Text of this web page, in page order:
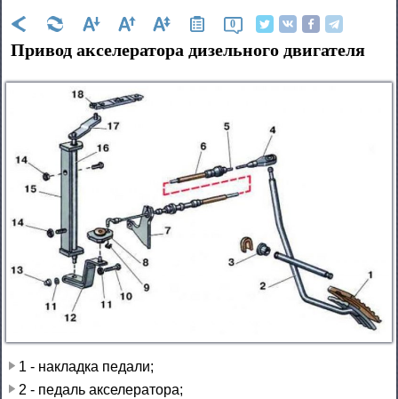
0
Привод акселератора дизельного двигателя
1 - накладка педали;
2 - педаль акселератора;